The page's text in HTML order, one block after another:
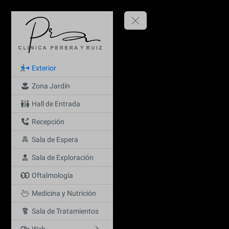
Exterior
Zona Jardín
Hall de Entrada
Recepción
Sala de Espera
Sala de Exploración
Oftalmología
Medicina y Nutrición
Sala de Tratamientos